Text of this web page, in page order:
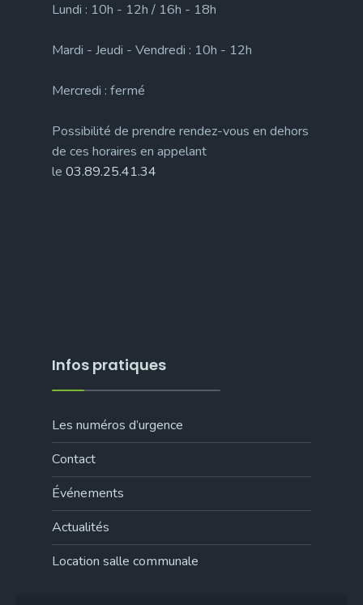
Lundi : 10h - 12h / 16h - 18h
Mardi - Jeudi - Vendredi : 10h - 12h
Mercredi : fermé
Possibilité de prendre rendez-vous en dehors
de ces horaires en appelant
le 03.89.25.41.34
Infos pratiques
Les numéros d’urgence
Contact
Événements
Actualités
Location salle communale